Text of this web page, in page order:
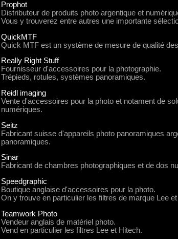
Prophot
Distributeur de produits photo argentique et
Vous y trouverez entre autres une importante
QuickMTF
Quick MTF est un système de mesure de qualité
Really Right Stuff
Fournisseur d'accessoires pour la photographie.
Trépieds, rotules, systèmes panoramiques.
Reidl imaging
Vente d'accessoires pour la photo et notament de
numériques.
Seitz
Fabricant suisse d'appareils photo panoramiques
panoramiques.
Sinar
Fabricant de chambres photographiques et de dos
Speedgraphic
Boutique anglaise d'accessoires pour la photo.
On y trouve en particulier les filtres de marque Lee
Teamwork Photo
Vendeur anglais de matériel photo.
Vend en particulier les filtres Lee et Hitech.